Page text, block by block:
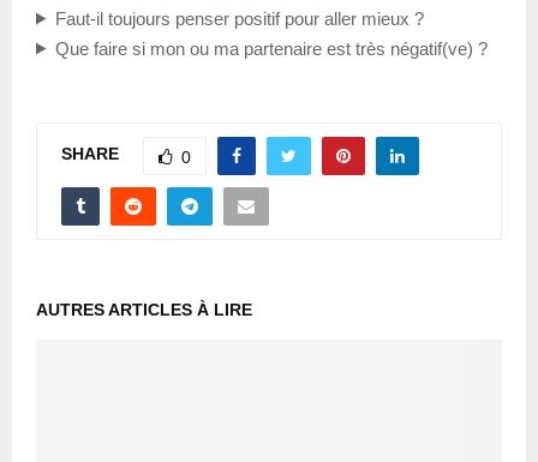
Faut-il toujours penser positif pour aller mieux ?
Que faire si mon ou ma partenaire est très négatif(ve) ?
SHARE 0
AUTRES ARTICLES À LIRE